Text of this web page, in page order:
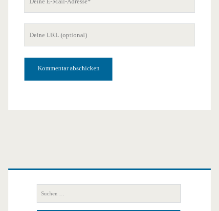
Adresse
Primäre
Seitenleiste
nach: